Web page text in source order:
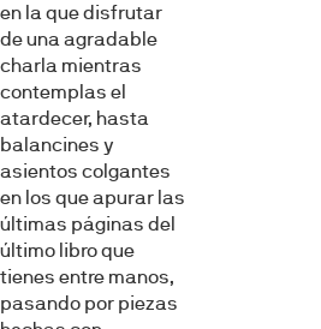
en la que disfrutar
de una agradable
charla mientras
contemplas el
atardecer, hasta
balancines y
asientos colgantes
en los que apurar las
últimas páginas del
último libro que
tienes entre manos,
pasando por piezas